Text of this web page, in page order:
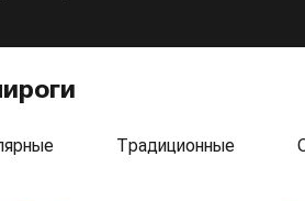
Традиционные